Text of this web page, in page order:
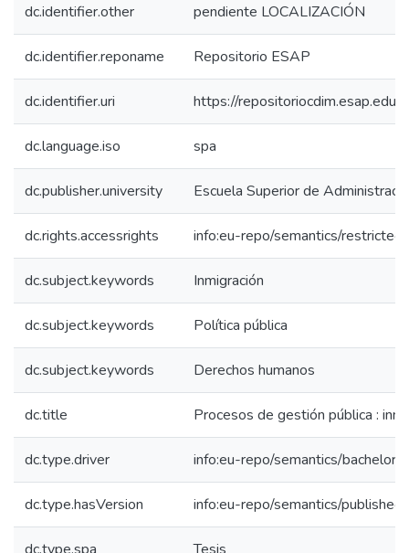
dc.identifier.other pendiente LOCALIZACIÓN
dc.identifier.reponame Repositorio ESAP
dc.identifier.uri https://
dc.language.iso spa
dc.publisher.university Escuela Superior de
dc.rights.accessrights info:eu-repo/semantics/
dc.subject.keywords Inmigración
dc.subject.keywords Política pública
dc.subject.keywords Derechos humanos
dc.title Procesos de gestión pública :
dc.type.driver info:eu-repo/semantics/
dc.type.hasVersion info:eu-repo/semantics/